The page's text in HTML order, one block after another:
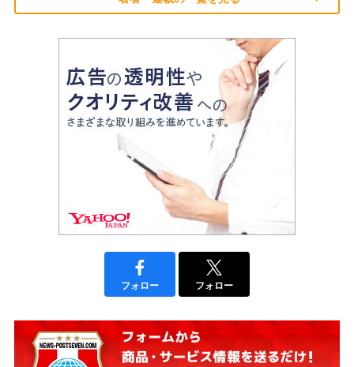
フォロー フォロー